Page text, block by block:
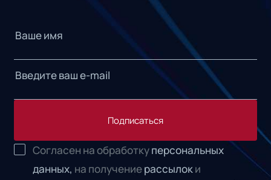
Подписаться
Согласен на обработкуперсональных
данных, на получениерассылоки